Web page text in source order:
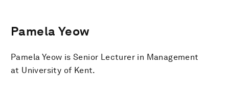
Pamela Yeow
Pamela Yeow is Senior Lecturer in Management
at University of Kent.